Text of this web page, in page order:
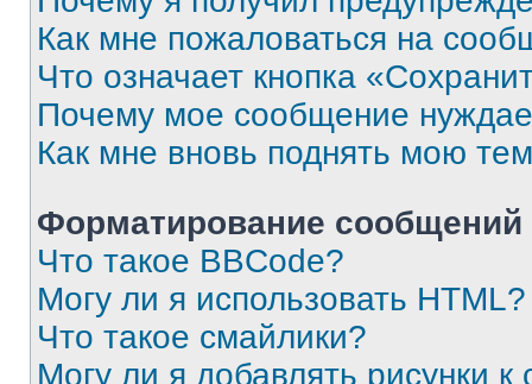
Как мне пожаловаться на
Что означает кнопка
Почему мое сообщение
Как мне вновь поднять мою
Форматирование
Что такое BBCode?
Могу ли я использовать HTML?
Что такое смайлики?
Могу ли я добавлять рисунки